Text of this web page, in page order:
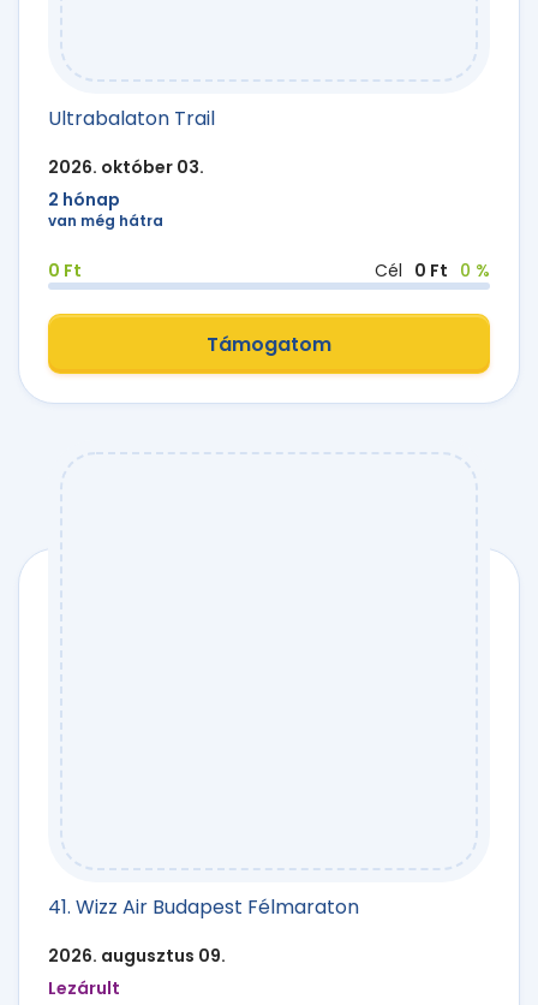
Ultrabalaton Trail
2026. október 03.
2 hónap
van még hátra
0 Ft Cél 0 Ft 0 %
Támogatom
41. Wizz Air Budapest Félmaraton
2026. augusztus 09.
Lezárult